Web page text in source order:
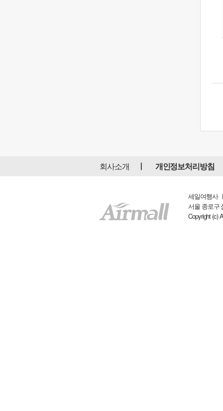
회사소개 개인정보처리방침
세일여행사
서울 종로구
Copyright (c)